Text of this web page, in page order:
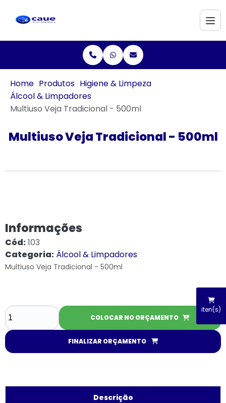
iten(s)
Home Produtos Higiene & Limpeza
Álcool & Limpadores
Multiuso Veja Tradicional - 500ml
Multiuso Veja Tradicional - 500ml
Informações
Cód:103
Categoria: Álcool & Limpadores
Multiuso Veja Tradicional - 500ml
COLOCAR NO ORÇAMENTO
FINALIZAR ORÇAMENTO
Descrição